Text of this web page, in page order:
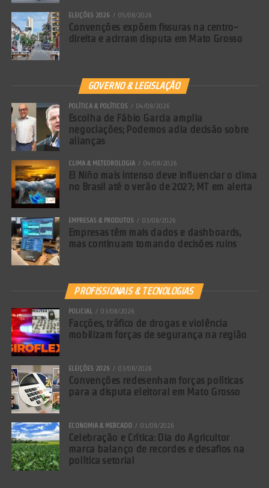
ELEIÇÕES 2026 05/08/2026
Convenções expõem fissuras na centro-
direita e acirram disputa em Mato Grosso
GOVERNO & LEGISLAÇÃO
POLÍTICA & POLÍTICOS 04/08/2026
Escolha de Fábio Garcia amplia
negociações; Podemos adia decisão sobre
alianças
CLIMA & METEOROLOGIA 04/08/2026
El Niño mais intenso deve influenciar o clima
no Brasil até o verão de 2027; MT em alerta
EMPRESAS & PRODUTOS 03/08/2026
Empresas têm mais dados e dashboards,
mas continuam tomando decisões ruins
PROFISSIONAIS & TECNOLOGIAS
POLICIAL 03/08/2026
Facções, tráfico de drogas e violência
mobilizam forças de segurança na região
ELEIÇÕES 2026 03/08/2026
Convenções redesenham forças políticas
para a disputa eleitoral em Mato Grosso
ECONOMIA & MERCADO 01/08/2026
Celebração e Crítica: Dia do Agricultor
marca balanço de recordes e desafios na
política setorial